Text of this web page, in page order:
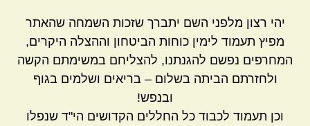
יהי רצון מלפני השם יתברך שזכות השמחה שהאתר
מפיץ תעמוד לימין כוחות הביטחון וההצלה היקרים,
המחרפים נפשם להגנתנו, להצליחם במשימתם הקשה
ולחזרתם הביתה בשלום – בריאים ושלמים בגוף
ובנפש!
וכן תעמוד לכבוד כל החללים הקדושים הי"ד שנפלו